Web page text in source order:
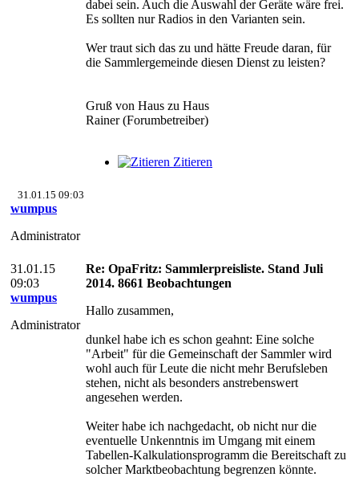
dabei sein. Auch die Auswahl der Geräte wäre frei.
Es sollten nur Radios in den Varianten sein.
Wer traut sich das zu und hätte Freude daran, für
die Sammlergemeinde diesen Dienst zu leisten?
Gruß von Haus zu Haus
Rainer (Forumbetreiber)
Zitieren
31.01.15 09:03
wumpus
Administrator
31.01.15
09:03
wumpus
Administrator
Re: OpaFritz: Sammlerpreisliste. Stand Juli
2014. 8661 Beobachtungen
Hallo zusammen,
dunkel habe ich es schon geahnt: Eine solche
"Arbeit" für die Gemeinschaft der Sammler wird
wohl auch für Leute die nicht mehr Berufsleben
stehen, nicht als besonders anstrebenswert
angesehen werden.
Weiter habe ich nachgedacht, ob nicht nur die
eventuelle Unkenntnis im Umgang mit einem
Tabellen-Kalkulationsprogramm die Bereitschaft zu
solcher Marktbeobachtung begrenzen könnte.